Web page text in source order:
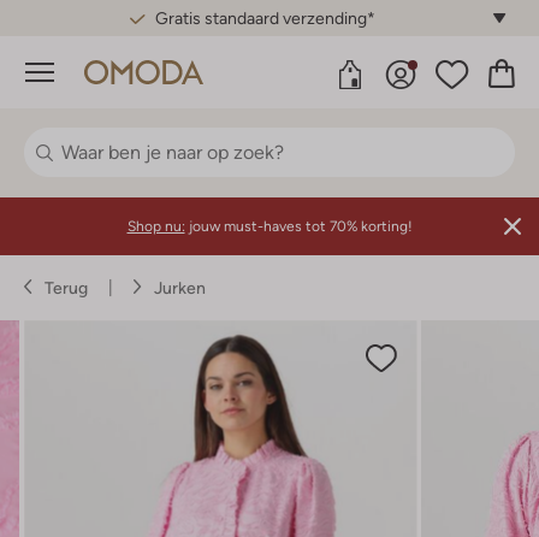
Gratis standaard verzending*
Menu
Shop nu: jouw must-haves tot 70% korting!
Terug Jurken